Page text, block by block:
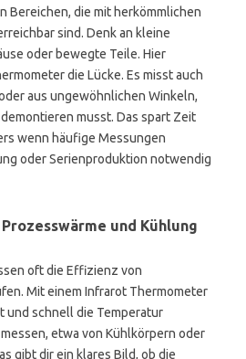
Bereichen, die mit herkömmlichen
sind. Denk an kleine
oder bewegte Teile. Hier
die Lücke. Es misst auch
aus ungewöhnlichen Winkeln,
musst. Das spart Zeit
wenn häufige Messungen
oder Serienproduktion notwendig
und Kühlung
oft die Effizienz von
Mit einem Infrarot Thermometer
und schnell die Temperatur
etwa von Kühlkörpern oder
gibt dir ein klares Bild, ob die